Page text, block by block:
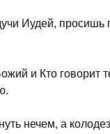
Иудей, просишь
и Кто говорит
нечем, а